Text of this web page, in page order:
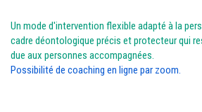
Un mode d'intervention flexible adapté à la
cadre déontologique précis et protecteur qui
due aux personnes accompagnées.
Possibilité de coaching en ligne par zoom.